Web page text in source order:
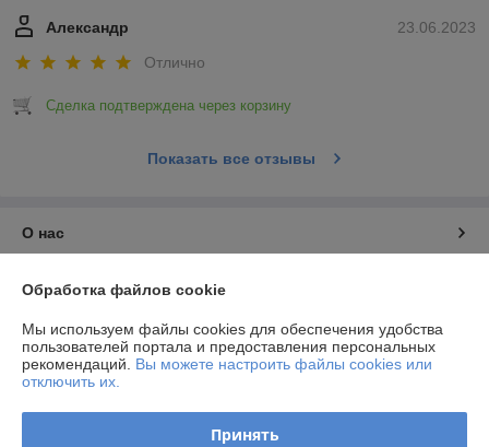
23.06.2023
Александр
Отлично
Сделка подтверждена через корзину
Показать все отзывы
О нас
Контакты
Доставка и оплата
График работы
Обработка файлов cookie
Мы используем файлы cookies для обеспечения удобства
пользователей портала и предоставления персональных
рекомендаций. Вы можете настроить файлы cookies или
отключить их.
Принять